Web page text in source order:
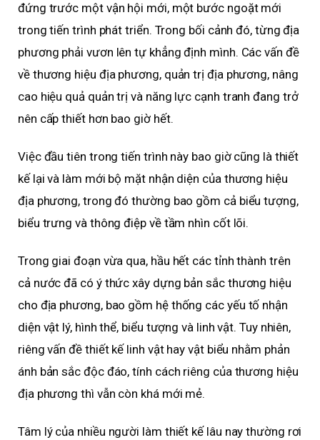
đứng trước một vận hội mới, một bước ngoặt mới
trong tiến trình phát triển. Trong bối cảnh đó, từng địa
phương phải vươn lên tự khẳng định mình. Các vấn đề
về thương hiệu địa phương, quản trị địa phương, nâng
cao hiệu quả quản trị và năng lực cạnh tranh đang trở
nên cấp thiết hơn bao giờ hết.
Việc đầu tiên trong tiến trình này bao giờ cũng là thiết
kế lại và làm mới bộ mặt nhận diện của thương hiệu
địa phương, trong đó thường bao gồm cả biểu tượng,
biểu trưng và thông điệp về tầm nhìn cốt lõi.
Trong giai đoạn vừa qua, hầu hết các tỉnh thành trên
cả nước đã có ý thức xây dựng bản sắc thương hiệu
cho địa phương, bao gồm hệ thống các yếu tố nhận
diện vật lý, hình thể, biểu tượng và linh vật. Tuy nhiên,
riêng vấn đề thiết kế linh vật hay vật biểu nhằm phản
ánh bản sắc độc đáo, tính cách riêng của thương hiệu
địa phương thì vẫn còn khá mới mẻ.
Tâm lý của nhiều người làm thiết kế lâu nay thường rơi